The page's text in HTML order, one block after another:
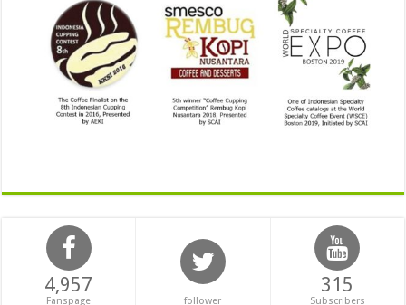
4,957
Fanspage follower
315
Subscribers